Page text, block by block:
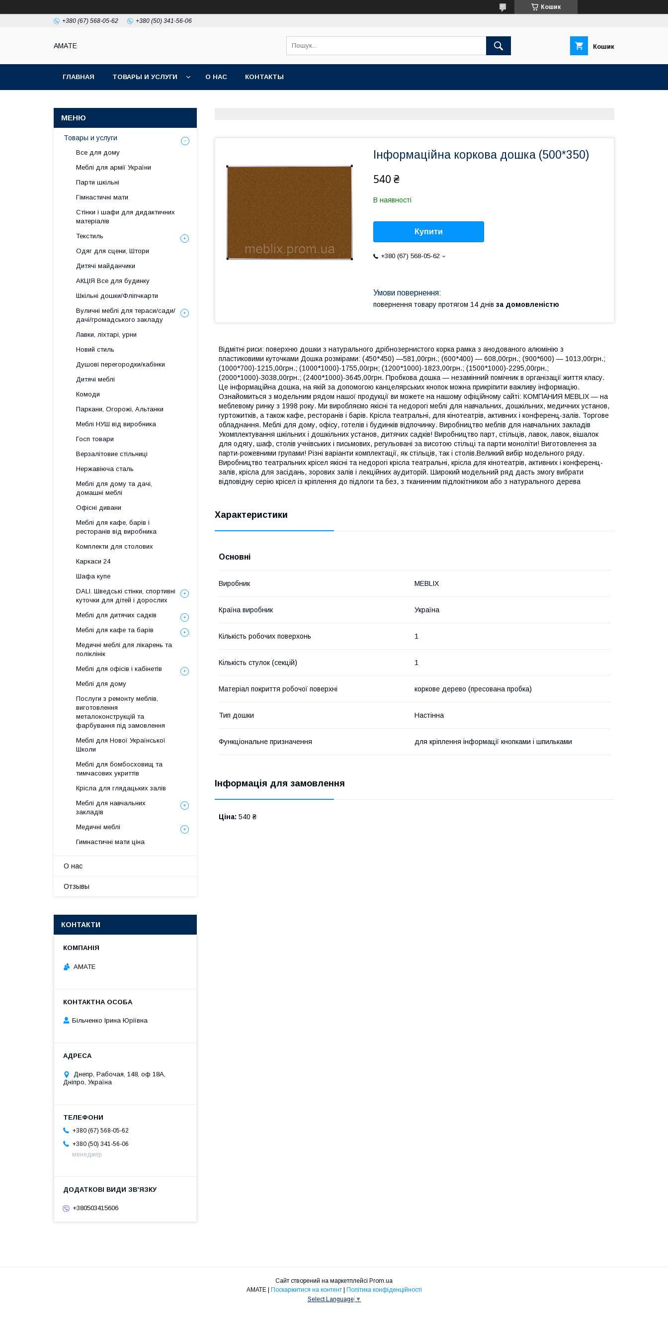
Кошик
+380 (67) 568-05-62 +380 (50) 341-56-06
AMATE Кошик
ГЛАВНАЯ ТОВАРЫ И УСЛУГИ О НАС КОНТАКТЫ
Інформаційна коркова дошка (500*350)
540 ₴
В наявності
Купити
+380 (67) 568-05-62
повернення товару протягом 14 днів за домовленістю
Відмітні риси: поверхню дошки з натурального дрібнозернистого корка рамка з анодованого алюмінію з
пластиковими куточками Дошка розмірами: (450*450) ―581,00грн.; (600*400) ― 608,00грн.; (900*600) ― 1013,00грн.;
(1000*700)-1215,00грн.; (1000*1000)-1755,00грн; (1200*1000)-1823,00грн.; (1500*1000)-2295,00грн.;
(2000*1000)-3038,00грн.; (2400*1000)-3645,00грн. Пробкова дошка — незамінний помічник в організації життя класу.
Це інформаційна дошка, на якій за допомогою канцелярських кнопок можна прикріпити важливу інформацію.
Ознайомиться з модельним рядом нашої продукції ви можете на нашому офіційному сайті: КОМПАНИЯ MEBLIX — на
меблевому ринку з 1998 року. Ми виробляємо якісні та недорогі меблі для навчальних, дошкільних, медичних установ,
гуртожитків, а також кафе, ресторанів і барів. Крісла театральні, для кінотеатрів, активних і конференц-залів. Торгове
обладнання. Меблі для дому, офісу, готелів і будинків відпочинку. Виробництво меблів для навчальних закладів
Укомплектування шкільних і дошкільних установ, дитячих садків! Виробництво парт, стільців, лавок, лавок, вішалок
для одягу, шаф, столів учнівських і письмових, регульовані за висотою стільці та парти моноліти! Виготовлення за
парти-рожевними групами! Різні варіанти комплектації, як стільців, так і столів.Великий вибір модельного ряду.
Виробництво театральних крісел якісні та недорогі крісла театральні, крісла для кінотеатрів, активних і конференц-
залів, крісла для засідань, зорових залів і лекційних аудиторій. Широкий модельний ряд дасть змогу вибрати
відповідну серію крісел із кріплення до підлоги та без, з тканинним підлокітником або з натурального дерева
Характеристики
Основні
Виробник MEBLIX
Країна виробник Україна
Кількість робочих поверхонь 1
Кількість стулок (секцій) 1
Матеріал покриття робочої поверхні коркове дерево (пресована пробка)
Тип дошки Настінна
Функціональне призначення для кріплення інформації кнопками і шпильками
Інформація для замовлення
Ціна: 540 ₴
Товары и услуги
Все для дому
Меблі для армії України
Парти шкільні
Гімнастичні мати
Стінки і шафи для дидактичних
матеріалів
Текстиль
Одяг для сцени, Штори
Дитячі майданчики
АКЦІЯ Все для будинку
Шкільні дошки/Фліпчкарти
Вуличні меблі для тераси/сади/
дачі/громадського закладу
Лавки, ліхтарі, урни
Новий стиль
Душові перегородки/кабінки
Дитячі меблі
Комоди
Паркани, Огорожі, Альтанки
Меблі НУШ від виробника
Госп товари
Верзалітовие стільниці
Нержавіюча сталь
Меблі для дому та дачі,
домашні меблі
Офісні дивани
Меблі для кафе, барів і
ресторанів від виробника
Комплекти для столових
Каркаси 24
Шафа купе
DALI. Шведські стінки, спортивні
куточки для дітей і дорослих
Меблі для дитячих садків
Меблі для кафе та барів
Медичні меблі для лікарень та
поліклінік
Меблі для офісів і кабінетів
Меблі для дому
Послуги з ремонту меблів,
виготовлення
металоконструкцій та
фарбування під замовлення
Меблі для Нової Української
Школи
Меблі для бомбосховищ та
тимчасових укриттів
Крісла для глядацьких залів
Меблі для навчальних
закладів
Медичні меблі
Гимнастичні мати ціна
О нас
Отзывы
КОНТАКТИ
АМАТЕ
Більченко Ірина Юріївна
Днепр, Рабочая, 148, оф 18А,
Дніпро, Україна
+380 (67) 568-05-62
+380 (50) 341-56-06
менеджер
+380503415606
Сайт створений на маркетплейсі Prom.ua
АМАТЕ | Поскаржитися на контент | Політика конфіденційності
Select Language ▼